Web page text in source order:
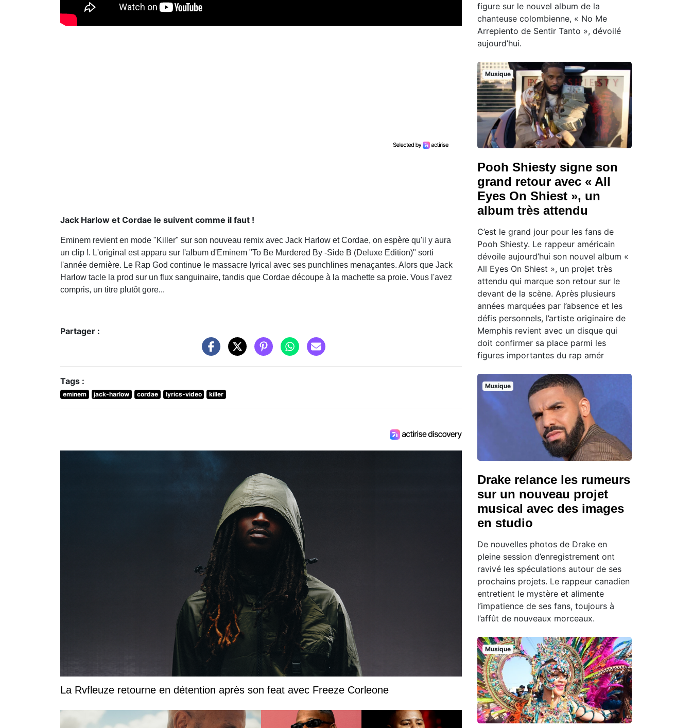
Jack Harlow et Cordae le suivent comme il faut !
Eminem revient en mode "Killer" sur son nouveau remix avec Jack Harlow et Cordae, on espère qu'il y aura
un clip !. L'original est apparu sur l'album d'Eminem "To Be Murdered By -Side B (Deluxe Edition)" sorti
l'année dernière. Le Rap God continue le massacre lyrical avec ses punchlines menaçantes. Alors que Jack
Harlow tacle la prod sur un flux sanguinaire, tandis que Cordae découpe à la machette sa proie. Vous l'avez
compris, un titre plutôt gore...
Partager :
Tags :
eminem jack-harlow cordae lyrics-video killer
La Rvfleuze retourne en détention après son feat avec Freeze Corleone
figure sur le nouvel album de la
chanteuse colombienne, « No Me
Arrepiento de Sentir Tanto », dévoilé
aujourd’hui.
Musique
Pooh Shiesty signe son
grand retour avec « All
Eyes On Shiest », un
album très attendu
C’est le grand jour pour les fans de
Pooh Shiesty. Le rappeur américain
dévoile aujourd’hui son nouvel album «
All Eyes On Shiest », un projet très
attendu qui marque son retour sur le
devant de la scène. Après plusieurs
années marquées par l’absence et les
défis personnels, l’artiste originaire de
Memphis revient avec un disque qui
doit confirmer sa place parmi les
figures importantes du rap amér
Musique
Drake relance les rumeurs
sur un nouveau projet
musical avec des images
en studio
De nouvelles photos de Drake en
pleine session d’enregistrement ont
ravivé les spéculations autour de ses
prochains projets. Le rappeur canadien
entretient le mystère et alimente
l’impatience de ses fans, toujours à
l’affût de nouveaux morceaux.
Musique